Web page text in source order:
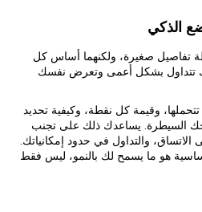
الذكي
تفاصيل صغيرة، ولكنهما أساس كل
تتداول بشكل أعمى وتعرض نفسك
وقيمة كل نقطة، وكيفية تحديد
السيطرة. يساعدك ذلك على تجنب
الاتساق، والتداول في حدود إمكانياتك.
هو ما يسمح لك بالنمو، ليس فقط